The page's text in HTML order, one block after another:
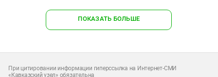
ПОКАЗАТЬ БОЛЬШЕ
При цитировании информации гиперссылка на Интернет-СМИ
«Кавказский узел» обязательна